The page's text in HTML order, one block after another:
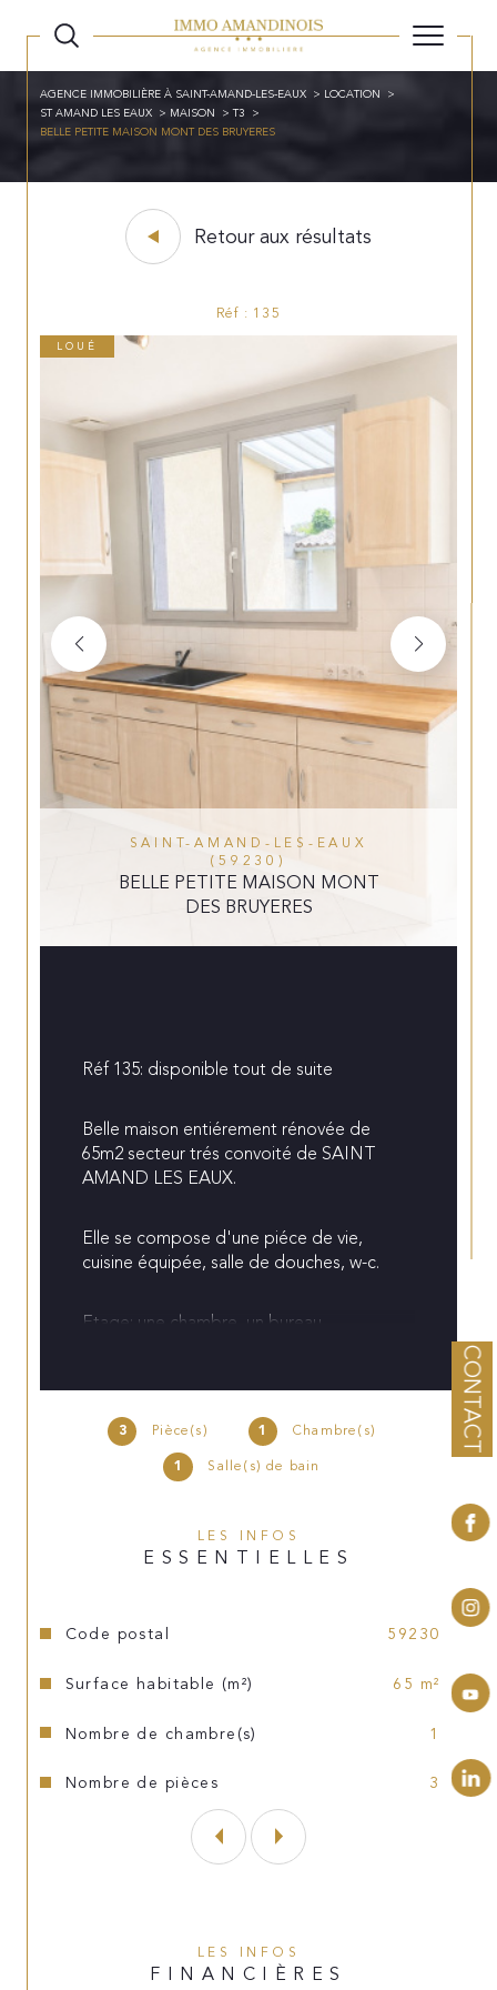
CONTACT
AGENCE IMMOBILIÈRE À SAINT-AMAND-LES-EAUX
LOCATION
ST AMAND LES EAUX
MAISON
T3
BELLE PETITE MAISON MONT DES BRUYERES
Retour aux résultats
Réf : 135
LOUÉ
SAINT-AMAND-LES-EAUX
(59230)
BELLE PETITE MAISON MONT
DES BRUYERES
3 Pièce(s) 1
Chambre(s)
1
Salle(s) de bain
LES INFOS
ESSENTIELLES
Caractéristiques Valeurs
Code postal 59230
Surface habitable (m²) 65 m²
Nombre de chambre(s) 1
Nombre de pièces 3
Réf 135: disponible tout de suite
Belle maison entiérement rénovée de
65m2 secteur trés convoité de SAINT
AMAND LES EAUX.
Elle se compose d'une piéce de vie,
cuisine équipée, salle de douches, w-c.
Etage: une chambre, un bureau
Chauffage électrique
Provision taxe d'ordures ménagéres 15€
Dépot de garantie 1 mois 750€
Honoraires d'agence à la charge du
TTC)
LES INFOS
FINANCIÈRES